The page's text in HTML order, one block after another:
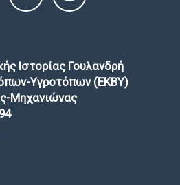
Ιστορίας Γουλανδρή
Υγροτόπων (EKBY)
Μηχανιώνας